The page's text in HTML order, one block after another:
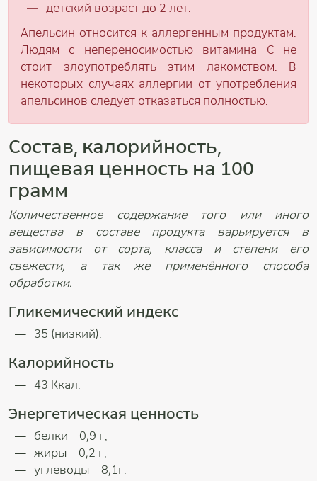
детский возраст до 2 лет.
Апельсин относится к аллергенным продуктам.
Людям с непереносимостью витамина С не
стоит злоупотреблять этим лакомством. В
некоторых случаях аллергии от употребления
апельсинов следует отказаться полностью.
Состав, калорийность,
пищевая ценность на 100
грамм
Количественное содержание того или иного
вещества в составе продукта варьируется в
зависимости от сорта, класса и степени его
свежести, а так же применённого способа
обработки.
Гликемический индекс
35 (низкий).
Калорийность
43 Ккал.
Энергетическая ценность
белки – 0,9 г;
жиры – 0,2 г;
углеводы – 8,1г.